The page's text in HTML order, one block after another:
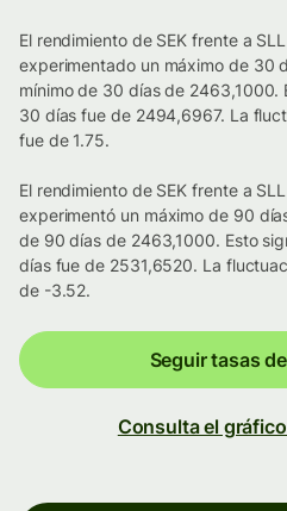
El rendimiento de SEK frente a
experimentado un máximo de 30
mínimo de 30 días de 2463,1000.
30 días fue de 2494,6967. La
fue de 1.75.
El rendimiento de SEK frente a
experimentó un máximo de 90
de 90 días de 2463,1000. Esto
días fue de 2531,6520. La
de -3.52.
Seguir tasas
Consulta el gráfico